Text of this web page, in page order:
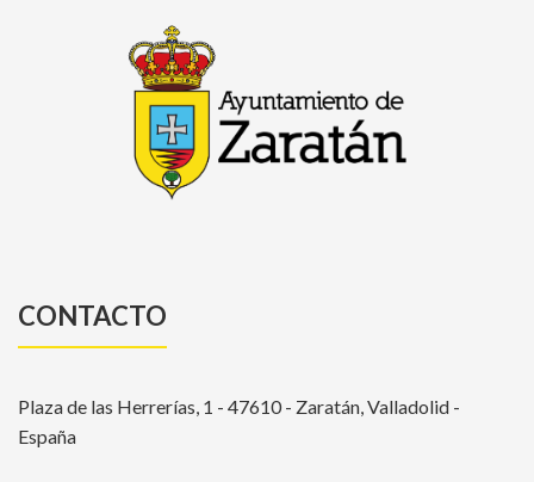
CONTACTO
Plaza de las Herrerías, 1 - 47610 - Zaratán, Valladolid -
España